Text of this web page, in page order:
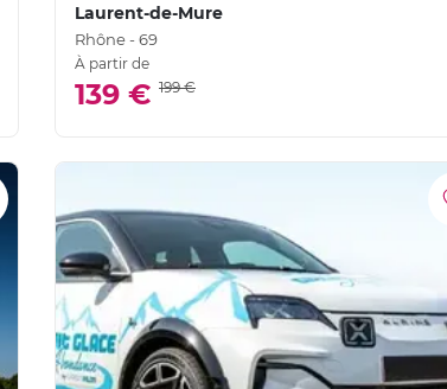
Laurent-de-Mure
Rhône - 69
À partir de
139 € 199 €